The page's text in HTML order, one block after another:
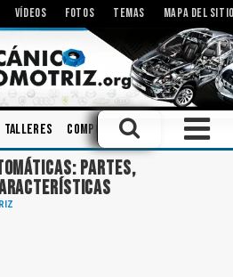
VÍDEOS FOTOS TEMAS MAPA DEL
Talleres Componentes Bombas
PARTES,